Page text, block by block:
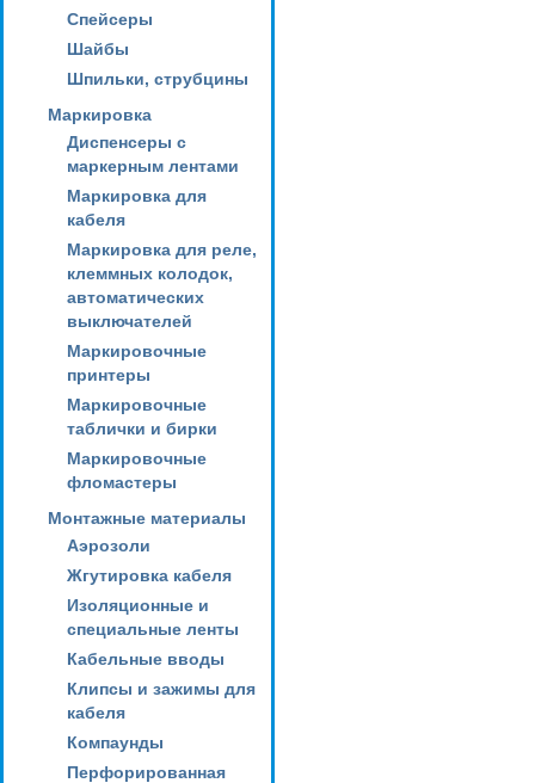
Спейсеры
Шайбы
Шпильки, струбцины
Маркировка
Диспенсеры с
маркерным лентами
Маркировка для
кабеля
Маркировка для реле,
клеммных колодок,
автоматических
выключателей
Маркировочные
принтеры
Маркировочные
таблички и бирки
Маркировочные
фломастеры
Монтажные материалы
Аэрозоли
Жгутировка кабеля
Изоляционные и
специальные ленты
Кабельные вводы
Клипсы и зажимы для
кабеля
Компаунды
Перфорированная